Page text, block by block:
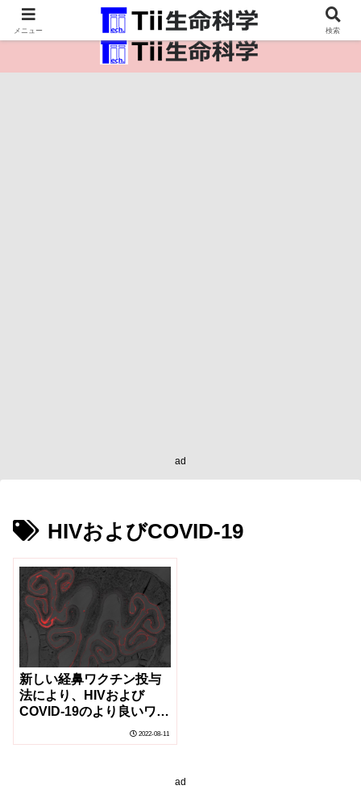
医療保健・生命・生物の情報インフラ。
ad
HIVおよびCOVID-19
新しい経鼻ワクチン投与
法により、HIVおよび
COVID-19のより良いワク
チンが開発される可能性
(New method of nasal
2022-08-11
ad
メニュー 検索